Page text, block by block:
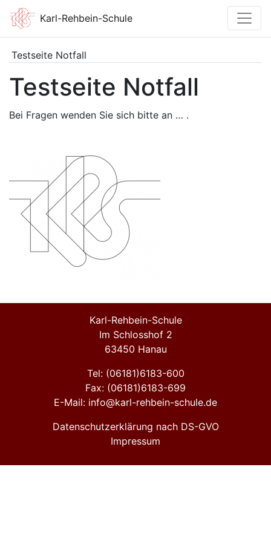
Karl-Rehbein-Schule
Testseite Notfall
Testseite Notfall
Bei Fragen wenden Sie sich bitte an … .
Karl-Rehbein-Schule
Im Schlosshof 2
63450 Hanau
Tel: (06181)6183-600
Fax: (06181)6183-699
E-Mail: info@karl-rehbein-schule.de
Datenschutzerklärung nach DS-GVO
Impressum